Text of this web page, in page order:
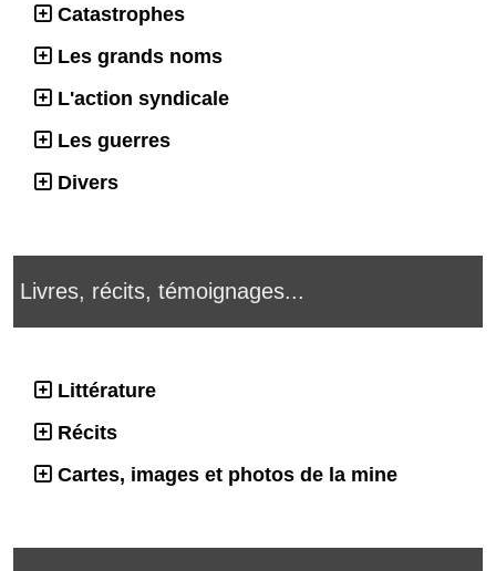
Catastrophes
Les grands noms
L'action syndicale
Les guerres
Divers
Livres, récits, témoignages...
Littérature
Récits
Cartes, images et photos de la mine